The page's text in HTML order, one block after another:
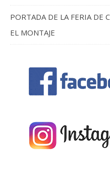
PORTADA DE LA FERIA
EL MONTAJE